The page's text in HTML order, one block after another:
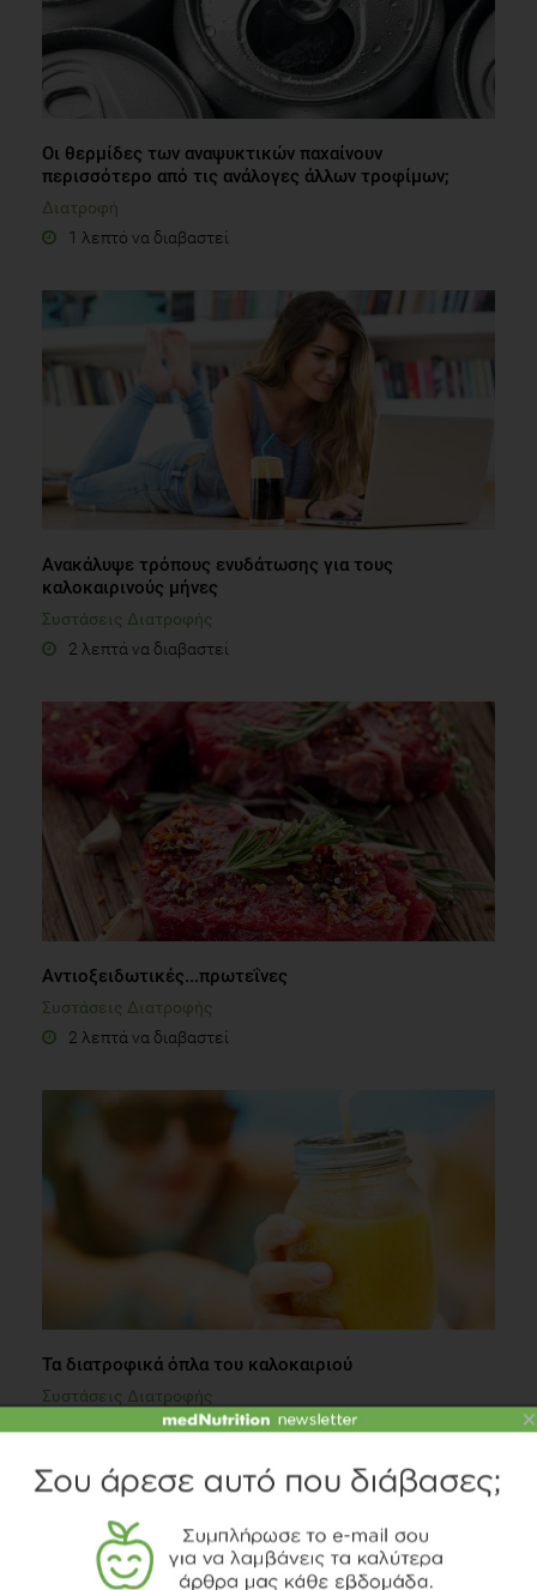
10.1172/JCI58109. Epub 2011 Jun 1.
Οι θερμίδες των αναψυκτικών παχαίνουν
περισσότερο από τις ανάλογες άλλων τροφίμων;
Διατροφή
1 λεπτό να διαβαστεί
Ανακάλυψε τρόπους ενυδάτωσης για τους
καλοκαιρινούς μήνες
Συστάσεις Διατροφής
2 λεπτά να διαβαστεί
Αντιοξειδωτικές...πρωτεΐνες
Συστάσεις Διατροφής
2 λεπτά να διαβαστεί
Τα διατροφικά όπλα του καλοκαιριού
Συστάσεις Διατροφής
2 λεπτά να διαβαστεί
×